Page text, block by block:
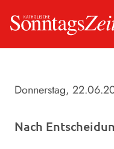
Donnerstag,
Nach